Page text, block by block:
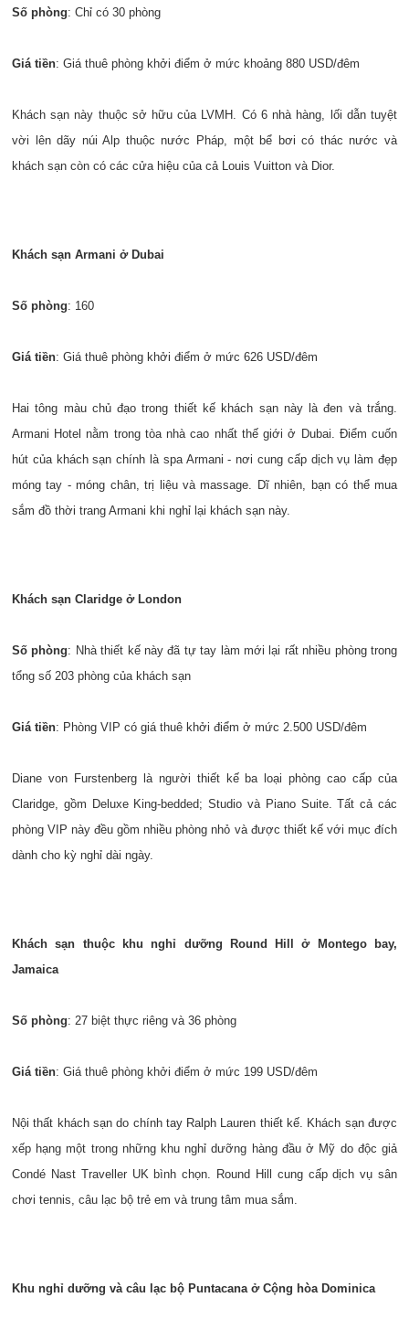
Số phòng: Chỉ có 30 phòng
Giá tiền: Giá thuê phòng khởi điểm ở mức khoảng 880 USD/đêm
Khách sạn này thuộc sở hữu của LVMH. Có 6 nhà hàng, lối dẫn tuyệt
vời lên dãy núi Alp thuộc nước Pháp, một bể bơi có thác nước và
khách sạn còn có các cửa hiệu của cả Louis Vuitton và Dior.
Khách sạn Armani ở Dubai
Số phòng: 160
Giá tiền: Giá thuê phòng khởi điểm ở mức 626 USD/đêm
Hai tông màu chủ đạo trong thiết kế khách sạn này là đen và trắng.
Armani Hotel nằm trong tòa nhà cao nhất thế giới ở Dubai. Điểm cuốn
hút của khách sạn chính là spa Armani - nơi cung cấp dịch vụ làm đẹp
móng tay - móng chân, trị liệu và massage. Dĩ nhiên, bạn có thể mua
sắm đồ thời trang Armani khi nghỉ lại khách sạn này.
Khách sạn Claridge ở London
Số phòng: Nhà thiết kế này đã tự tay làm mới lại rất nhiều phòng trong
tổng số 203 phòng của khách sạn
Giá tiền: Phòng VIP có giá thuê khởi điểm ở mức 2.500 USD/đêm
Diane von Furstenberg là người thiết kế ba loại phòng cao cấp của
Claridge, gồm Deluxe King-bedded; Studio và Piano Suite. Tất cả các
phòng VIP này đều gồm nhiều phòng nhỏ và được thiết kế với mục đích
dành cho kỳ nghỉ dài ngày.
Khách sạn thuộc khu nghỉ dưỡng Round Hill ở Montego bay,
Jamaica
Số phòng: 27 biệt thực riêng và 36 phòng
Giá tiền: Giá thuê phòng khởi điểm ở mức 199 USD/đêm
Nội thất khách sạn do chính tay Ralph Lauren thiết kế. Khách sạn được
xếp hạng một trong những khu nghỉ dưỡng hàng đầu ở Mỹ do độc giả
Condé Nast Traveller UK bình chọn. Round Hill cung cấp dịch vụ sân
chơi tennis, câu lạc bộ trẻ em và trung tâm mua sắm.
Khu nghỉ dưỡng và câu lạc bộ Puntacana ở Cộng hòa Dominica